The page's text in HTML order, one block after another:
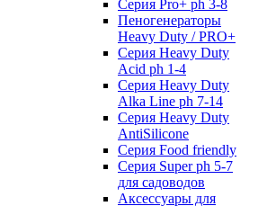
Серия Pro+ ph 3-8
Пеногенераторы
Heavy Duty / PRO+
Серия Heavy Duty
Acid ph 1-4
Серия Heavy Duty
Alka Line ph 7-14
Серия Heavy Duty
AntiSilicone
Серия Food friendly
Серия Super ph 5-7
для садоводов
Аксессуары для